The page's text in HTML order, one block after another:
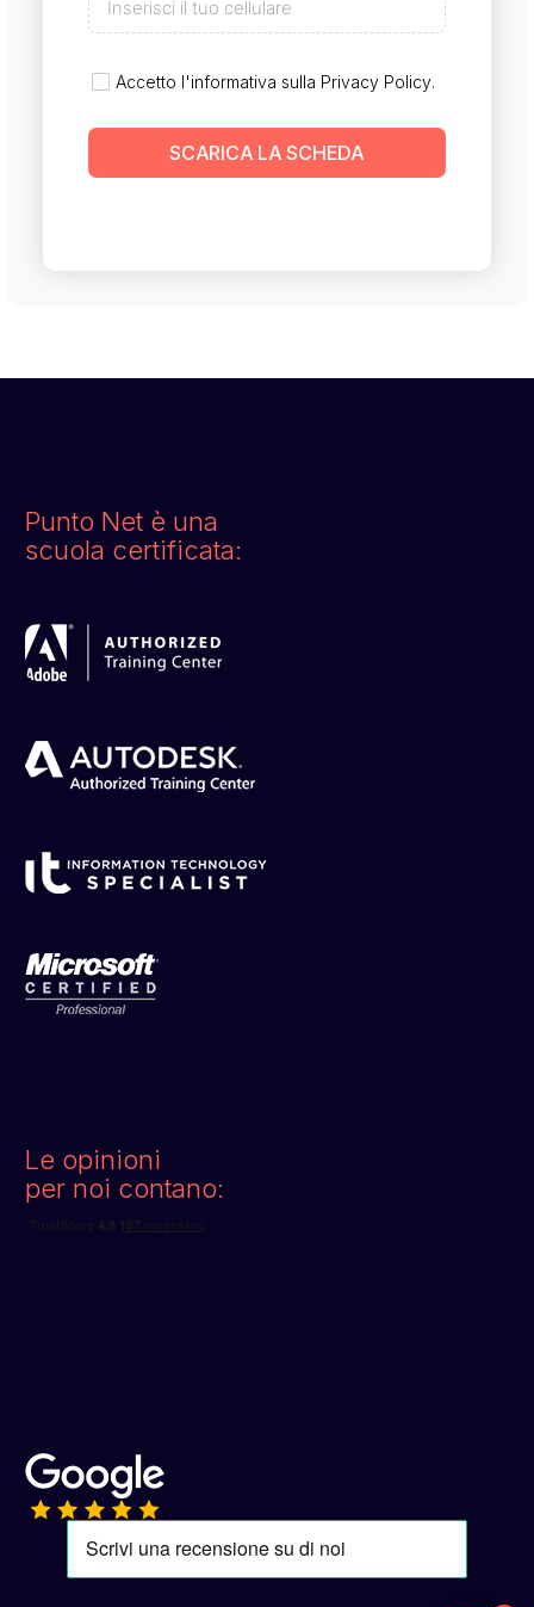
Accetto l'informativa sulla Privacy Policy.
SCARICA LA SCHEDA
Punto Net è una
scuola certificata:
Le opinioni
per noi contano: